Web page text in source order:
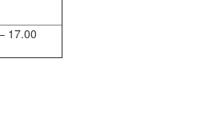
17.00